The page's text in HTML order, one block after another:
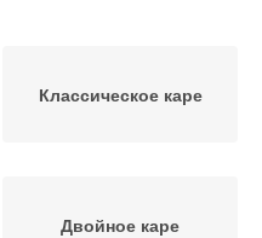
Классическое каре
Двойное каре